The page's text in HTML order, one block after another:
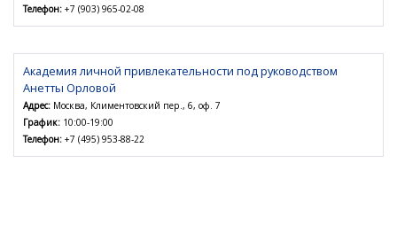
Телефон: +7 (903) 965-02-08
Академия личной привлекательности под руководством
Анетты Орловой
Адрес: Москва, Климентовский пер., 6, оф. 7
График: 10:00-19:00
Телефон: +7 (495) 953-88-22